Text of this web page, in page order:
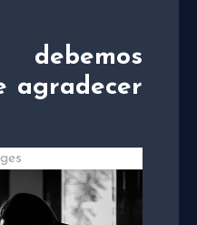
agradecer